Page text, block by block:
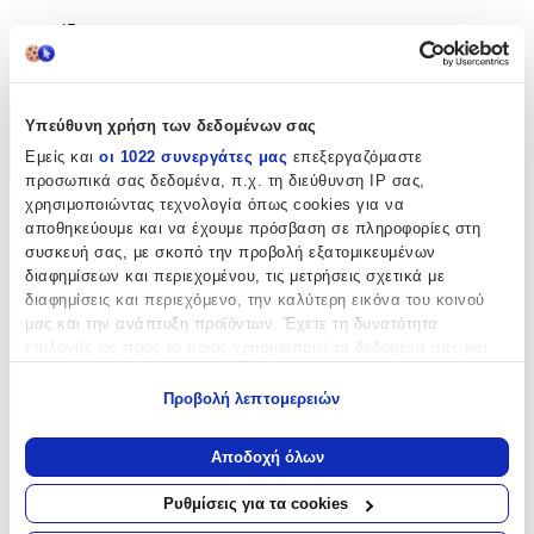
Υπεύθυνη χρήση των δεδομένων σας
Εμείς και οι 1022 συνεργάτες μας επεξεργαζόμαστε
προσωπικά σας δεδομένα, π.χ. τη διεύθυνση IP σας,
χρησιμοποιώντας τεχνολογία όπως cookies για να
αποθηκεύουμε και να έχουμε πρόσβαση σε πληροφορίες στη
συσκευή σας, με σκοπό την προβολή εξατομικευμένων
διαφημίσεων και περιεχομένου, τις μετρήσεις σχετικά με
διαφημίσεις και περιεχόμενο, την καλύτερη εικόνα του κοινού
μας και την ανάπτυξη προϊόντων. Έχετε τη δυνατότητα
Να συλλέξουμε πληροφορίες σχετικά με τη γεωγραφική
σας τοποθεσία, οι οποίες μπορεί να είναι ακριβείς σε
απόσταση μερικών μέτρων
Να αναγνωρίσουμε τη συσκευή σας σαρώνοντας ενεργά
Προβολή λεπτομερειών
Αποδοχή όλων
Ρυθμίσεις για τα cookies
45 εκ
Χαρακτηριστικά
Χαρακτηριστικά
Κατασκευαστής:
Blackfit8
Βασικά Χαρακτηριστικά
Τύπος:
Τρόλεϊ